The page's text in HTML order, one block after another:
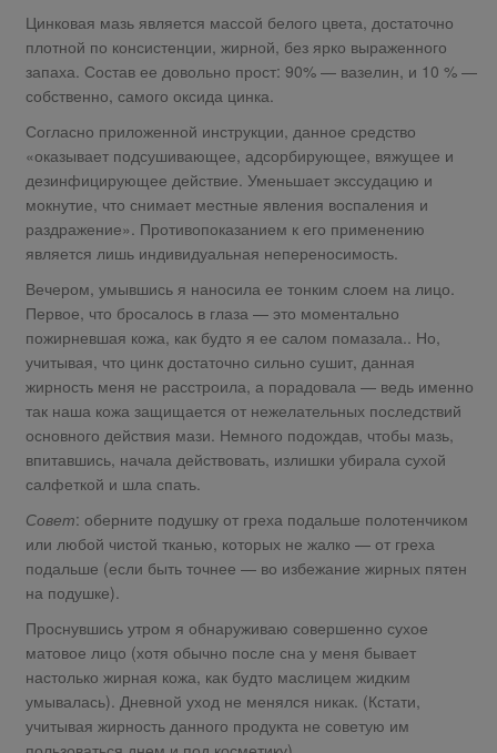
Цинковая мазь является массой белого цвета, достаточно
плотной по консистенции, жирной, без ярко выраженного
запаха. Состав ее довольно прост: 90% — вазелин, и 10 % —
собственно, самого оксида цинка.
Согласно приложенной инструкции, данное средство
«оказывает подсушивающее, адсорбирующее, вяжущее и
дезинфицирующее действие. Уменьшает экссудацию и
мокнутие, что снимает местные явления воспаления и
раздражение». Противопоказанием к его применению
является лишь индивидуальная непереносимость.
Вечером, умывшись я наносила ее тонким слоем на лицо.
Первое, что бросалось в глаза — это моментально
пожирневшая кожа, как будто я ее салом помазала.. Но,
учитывая, что цинк достаточно сильно сушит, данная
жирность меня не расстроила, а порадовала — ведь именно
так наша кожа защищается от нежелательных последствий
основного действия мази. Немного подождав, чтобы мазь,
впитавшись, начала действовать, излишки убирала сухой
салфеткой и шла спать.
Совет: оберните подушку от греха подальше полотенчиком
или любой чистой тканью, которых не жалко — от греха
подальше (если быть точнее — во избежание жирных пятен
на подушке).
Проснувшись утром я обнаруживаю совершенно сухое
матовое лицо (хотя обычно после сна у меня бывает
настолько жирная кожа, как будто маслицем жидким
умывалась). Дневной уход не менялся никак. (Кстати,
учитывая жирность данного продукта не советую им